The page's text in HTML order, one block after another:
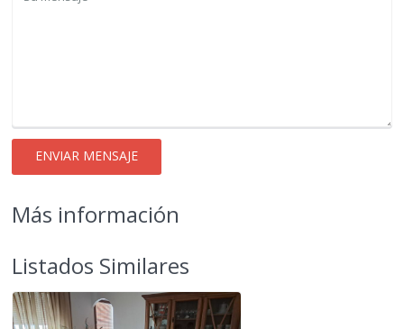
Más información
Listados Similares